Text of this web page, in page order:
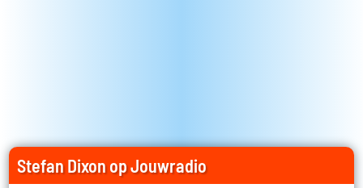
Stefan Dixon op Jouwradio